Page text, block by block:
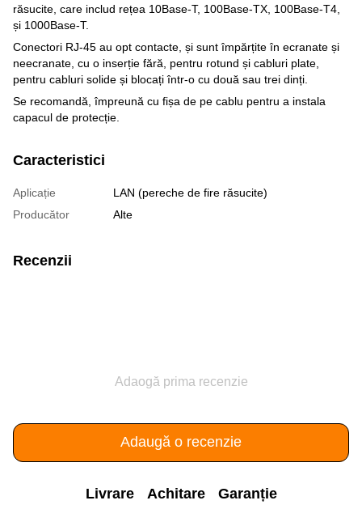
răsucite, care includ rețea 10Base-T, 100Base-TX, 100Base-T4,
și 1000Base-T.
Conectori RJ-45 au opt contacte, și sunt împărțite în ecranate și
neecranate, cu o inserție fără, pentru rotund și cabluri plate,
pentru cabluri solide și blocați într-o cu două sau trei dinți.
Se recomandă, împreună cu fișa de pe cablu pentru a instala
capacul de protecție.
Caracteristici
Aplicație
LAN (pereche de fire răsucite)
Producător
Alte
Recenzii
Adaogă prima recenzie
Adaugă o recenzie
Livrare Achitare Garanție